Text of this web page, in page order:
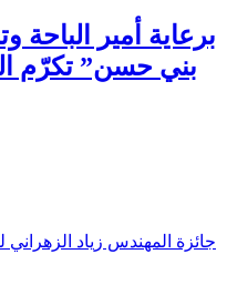
برعاية أمير
بني حسن” تكرّم